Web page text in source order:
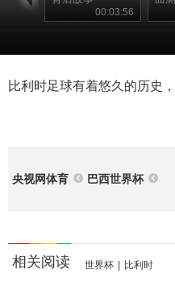
00:03:56
比利时足球有着悠久的历史
央视网体育 巴西世界杯
相关阅读 世界杯 比利时